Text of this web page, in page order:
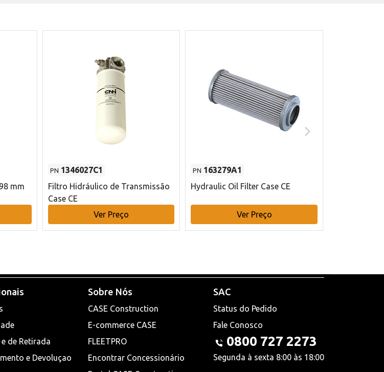
mm
PN 1346027C1
Filtro Hidráulico de Transmissão
Case CE
Ver Preço
PN 163279A1
Hydraulic Oil Filter Case CE
Ver Preço
de Retirada
e Devoluçao
Sobre Nós
CASE Construction
E-commerce CASE
FLEETPRO
Encontrar Concessionário
SAC
Status do Pedido
Fale Conosco
0800 727 2273
Segunda à sexta 8:00 às 18:00